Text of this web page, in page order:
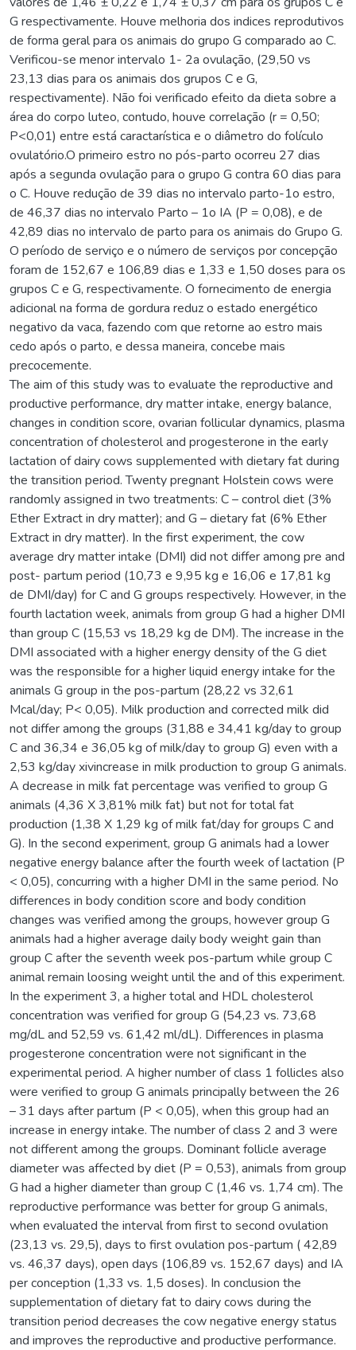
G respectivamente. Houve melhoria dos indices reprodutivos
de forma geral para os animais do grupo G comparado ao C.
Verificou-se menor intervalo 1- 2a ovulação, (29,50 vs
23,13 dias para os animais dos grupos C e G,
respectivamente). Não foi verificado efeito da dieta sobre a
área do corpo luteo, contudo, houve correlação (r = 0,50;
P<0,01) entre está caractarística e o diâmetro do folículo
ovulatório.O primeiro estro no pós-parto ocorreu 27 dias
após a segunda ovulação para o grupo G contra 60 dias para
o C. Houve redução de 39 dias no intervalo parto-1o estro,
de 46,37 dias no intervalo Parto – 1o IA (P = 0,08), e de
42,89 dias no intervalo de parto para os animais do Grupo G.
O período de serviço e o número de serviços por concepção
foram de 152,67 e 106,89 dias e 1,33 e 1,50 doses para os
grupos C e G, respectivamente. O fornecimento de energia
adicional na forma de gordura reduz o estado energético
negativo da vaca, fazendo com que retorne ao estro mais
cedo após o parto, e dessa maneira, concebe mais
precocemente.
The aim of this study was to evaluate the reproductive and
productive performance, dry matter intake, energy balance,
changes in condition score, ovarian follicular dynamics, plasma
concentration of cholesterol and progesterone in the early
lactation of dairy cows supplemented with dietary fat during
the transition period. Twenty pregnant Holstein cows were
randomly assigned in two treatments: C – control diet (3%
Ether Extract in dry matter); and G – dietary fat (6% Ether
Extract in dry matter). In the first experiment, the cow
average dry matter intake (DMI) did not differ among pre and
post- partum period (10,73 e 9,95 kg e 16,06 e 17,81 kg
de DMI/day) for C and G groups respectively. However, in the
fourth lactation week, animals from group G had a higher DMI
than group C (15,53 vs 18,29 kg de DM). The increase in the
DMI associated with a higher energy density of the G diet
was the responsible for a higher liquid energy intake for the
animals G group in the pos-partum (28,22 vs 32,61
Mcal/day; P< 0,05). Milk production and corrected milk did
not differ among the groups (31,88 e 34,41 kg/day to group
C and 36,34 e 36,05 kg of milk/day to group G) even with a
2,53 kg/day xivincrease in milk production to group G animals.
A decrease in milk fat percentage was verified to group G
animals (4,36 X 3,81% milk fat) but not for total fat
production (1,38 X 1,29 kg of milk fat/day for groups C and
G). In the second experiment, group G animals had a lower
negative energy balance after the fourth week of lactation (P
< 0,05), concurring with a higher DMI in the same period. No
differences in body condition score and body condition
changes was verified among the groups, however group G
animals had a higher average daily body weight gain than
group C after the seventh week pos-partum while group C
animal remain loosing weight until the and of this experiment.
In the experiment 3, a higher total and HDL cholesterol
concentration was verified for group G (54,23 vs. 73,68
mg/dL and 52,59 vs. 61,42 ml/dL). Differences in plasma
progesterone concentration were not significant in the
experimental period. A higher number of class 1 follicles also
were verified to group G animals principally between the 26
– 31 days after partum (P < 0,05), when this group had an
increase in energy intake. The number of class 2 and 3 were
not different among the groups. Dominant follicle average
diameter was affected by diet (P = 0,53), animals from group
G had a higher diameter than group C (1,46 vs. 1,74 cm). The
reproductive performance was better for group G animals,
when evaluated the interval from first to second ovulation
(23,13 vs. 29,5), days to first ovulation pos-partum ( 42,89
vs. 46,37 days), open days (106,89 vs. 152,67 days) and IA
per conception (1,33 vs. 1,5 doses). In conclusion the
supplementation of dietary fat to dairy cows during the
transition period decreases the cow negative energy status
and improves the reproductive and productive performance.